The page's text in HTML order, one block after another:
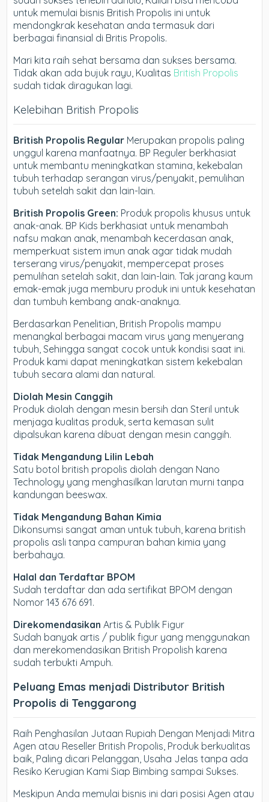
untuk memulai bisnis British Propolis ini untuk
mendongkrak kesehatan anda termasuk dari
berbagai finansial di Britis Propolis.
Mari kita raih sehat bersama dan sukses bersama.
Tidak akan ada bujuk rayu, Kualitas British Propolis
sudah tidak diragukan lagi.
Kelebihan British Propolis
British Propolis Regular Merupakan propolis paling
unggul karena manfaatnya. BP Reguler berkhasiat
untuk membantu meningkatkan stamina, kekebalan
tubuh terhadap serangan virus/penyakit, pemulihan
tubuh setelah sakit dan lain-lain.
British Propolis Green: Produk propolis khusus untuk
anak-anak. BP Kids berkhasiat untuk menambah
nafsu makan anak, menambah kecerdasan anak,
memperkuat sistem imun anak agar tidak mudah
terserang virus/penyakit, mempercepat proses
pemulihan setelah sakit, dan lain-lain. Tak jarang kaum
emak-emak juga memburu produk ini untuk kesehatan
dan tumbuh kembang anak-anaknya.
Berdasarkan Penelitian, British Propolis mampu
menangkal berbagai macam virus yang menyerang
tubuh, Sehingga sangat cocok untuk kondisi saat ini.
Produk kami dapat meningkatkan sistem kekebalan
tubuh secara alami dan natural.
Diolah Mesin Canggih
Produk diolah dengan mesin bersih dan Steril untuk
menjaga kualitas produk, serta kemasan sulit
dipalsukan karena dibuat dengan mesin canggih.
Tidak Mengandung Lilin Lebah
Satu botol british propolis diolah dengan Nano
Technology yang menghasilkan larutan murni tanpa
kandungan beeswax.
Tidak Mengandung Bahan Kimia
Dikonsumsi sangat aman untuk tubuh, karena british
propolis asli tanpa campuran bahan kimia yang
berbahaya.
Halal dan Terdaftar BPOM
Sudah terdaftar dan ada sertifikat BPOM dengan
Nomor 143 676 691.
Direkomendasikan Artis & Publik Figur
Sudah banyak artis / publik figur yang menggunakan
dan merekomendasikan British Propolish karena
sudah terbukti Ampuh.
Peluang Emas menjadi Distributor British
Propolis di Tenggarong
Raih Penghasilan Jutaan Rupiah Dengan Menjadi Mitra
Agen atau Reseller British Propolis, Produk berkualitas
baik, Paling dicari Pelanggan, Usaha Jelas tanpa ada
Resiko Kerugian Kami Siap Bimbing sampai Sukses.
Meskipun Anda memulai bisnis ini dari posisi Agen atau